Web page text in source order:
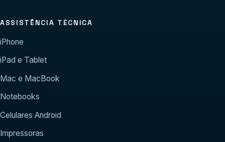
ASSISTÊNCIA TÉCNICA
iPhone
iPad e Tablet
Mac e MacBook
Notebooks
Celulares Android
Impressoras